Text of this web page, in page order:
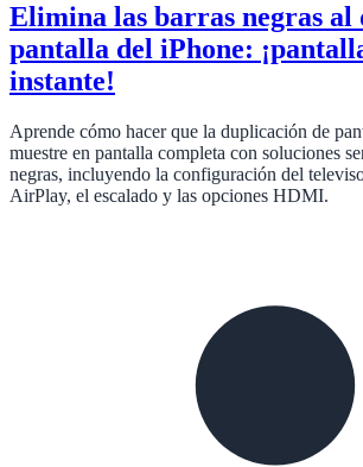
Elimina las barras negras
pantalla del iPhone:
instante!
Aprende cómo hacer que la duplicación de
muestre en pantalla completa con soluciones
negras, incluyendo la configuración del
AirPlay, el escalado y las opciones HDMI.